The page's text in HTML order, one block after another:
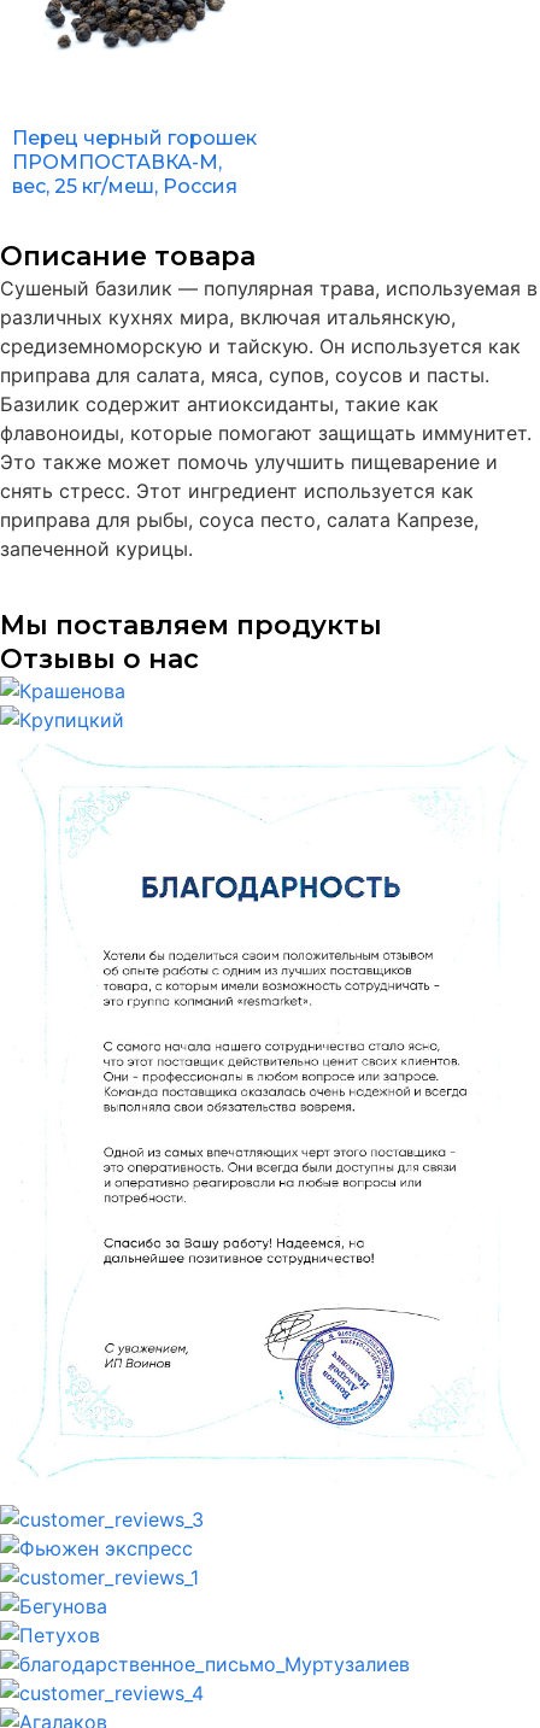
Перец черный горошек
ПРОМПОСТАВКА-М,
вес, 25 кг/меш, Россия
Описание товара
Сушеный базилик — популярная трава, используемая в
различных кухнях мира, включая итальянскую,
средиземноморскую и тайскую. Он используется как
приправа для салата, мяса, супов, соусов и пасты.
Базилик содержит антиоксиданты, такие как
флавоноиды, которые помогают защищать иммунитет.
Это также может помочь улучшить пищеварение и
снять стресс. Этот ингредиент используется как
приправа для рыбы, соуса песто, салата Капрезе,
запеченной курицы.
Мы поставляем продукты
Отзывы о нас